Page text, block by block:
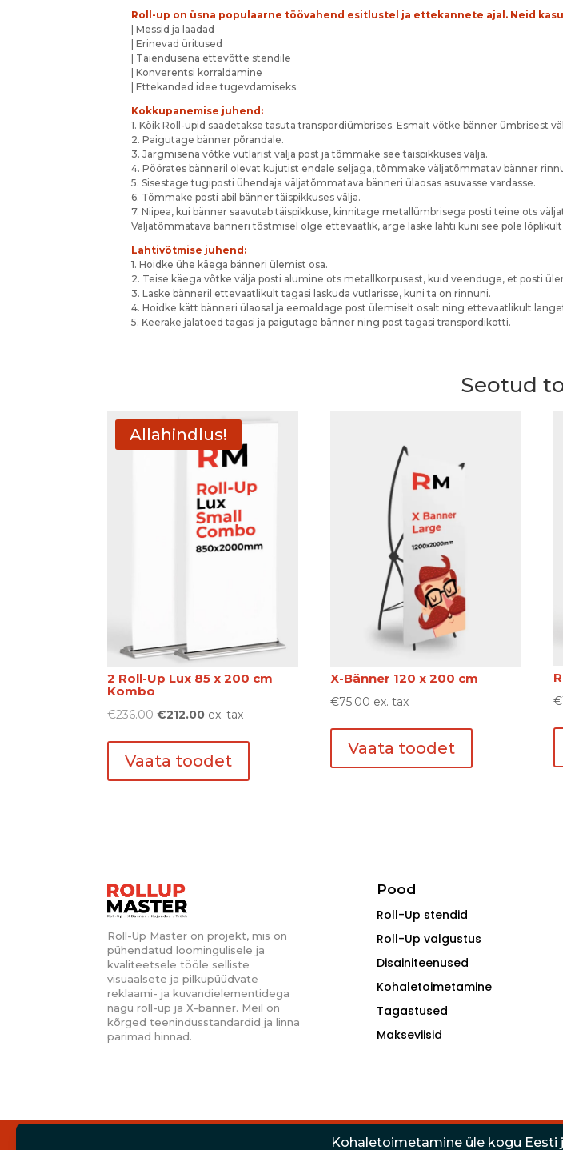
Roll-up on üsna populaarne töövahend esitlustel ja ettekannete ajal. Neid
| Messid ja laadad
| Erinevad üritused
| Täiendusena ettevõtte stendile
| Konverentsi korraldamine
| Ettekanded idee tugevdamiseks.
Kokkupanemise juhend:
1. Kõik Roll-upid saadetakse tasuta transpordiümbrises. Esmalt võtke bänner ümbrisest
2. Paigutage bänner põrandale.
3. Järgmisena võtke vutlarist välja post ja tõmmake see täispikkuses välja.
4. Pöörates bänneril olevat kujutist endale seljaga, tõmmake väljatõmmatav bänner
5. Sisestage tugiposti ühendaja väljatõmmatava bänneri ülaosas asuvasse vardasse.
6. Tõmmake posti abil bänner täispikkuses välja.
7. Niipea, kui bänner saavutab täispikkuse, kinnitage metallümbrisega posti teine ots
Väljatõmmatava bänneri tõstmisel olge ettevaatlik, ärge laske lahti kuni see pole
Lahtivõtmise juhend:
1. Hoidke ühe käega bänneri ülemist osa.
2. Teise käega võtke välja posti alumine ots metallkorpusest, kuid veenduge, et posti
3. Laske bänneril ettevaatlikult tagasi laskuda vutlarisse, kuni ta on rinnuni.
4. Hoidke kätt bänneri ülaosal ja eemaldage post ülemiselt osalt ning ettevaatlikult
5. Keerake jalatoed tagasi ja paigutage bänner ning post tagasi transpordikotti.
Seotud
Allahindlus!
2 Roll-Up Lux 85 x 200 сm
Kombo
€236.00Algne
oli:
€236.00.
€212.00Praegune
on:
€212.00.
ex. tax
Vaata toodet
X-Bänner 120 x 200 сm
€75.00 ex. tax
Vaata toodet
€
Roll-Up Master on projekt, mis on
pühendatud loomingulisele ja
kvaliteetsele tööle selliste
visuaalsete ja pilkupüüdvate
reklaami- ja kuvandielementidega
nagu roll-up ja X-banner. Meil on
kõrged teenindusstandardid ja linna
parimad hinnad.
Pood
Roll-Up stendid
Roll-Up valgustus
Disainiteenused
Kohaletoimetamine
Tagastused
Makseviisid
Kohaletoimetamine üle kogu Eesti